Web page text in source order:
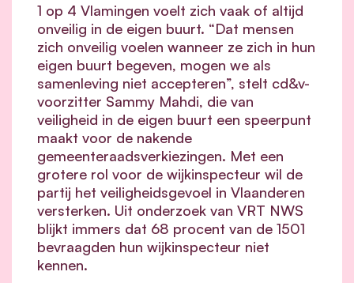
1 op 4 Vlamingen voelt zich vaak of altijd
onveilig in de eigen buurt. “Dat mensen
zich onveilig voelen wanneer ze zich in hun
eigen buurt begeven, mogen we als
samenleving niet accepteren”, stelt cd&v-
voorzitter Sammy Mahdi, die van
veiligheid in de eigen buurt een speerpunt
maakt voor de nakende
gemeenteraadsverkiezingen. Met een
grotere rol voor de wijkinspecteur wil de
partij het veiligheidsgevoel in Vlaanderen
versterken. Uit onderzoek van VRT NWS
blijkt immers dat 68 procent van de 1501
bevraagden hun wijkinspecteur niet
kennen.